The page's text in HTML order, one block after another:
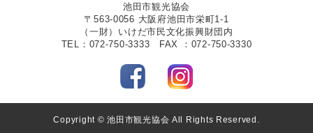
池田市観光協会
〒563-0056 大阪府池田市栄町1-1
（一財）いけだ市民文化振興財団内
TEL：072-750-3333 FAX ：072-750-3330
Copyright © 池田市観光協会 All Rights Reserved.